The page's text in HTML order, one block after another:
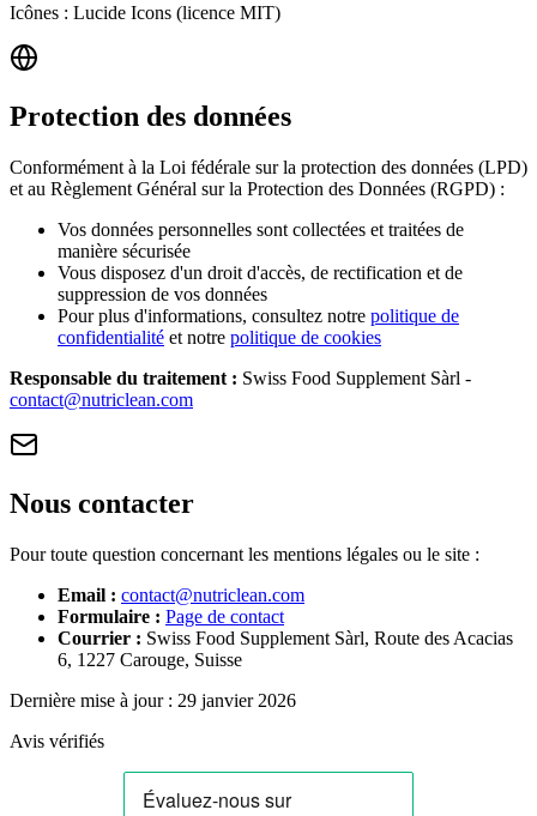
Icônes : Lucide Icons (licence MIT)
Protection des données
Conformément à la Loi fédérale sur la protection des données (LPD)
et au Règlement Général sur la Protection des Données (RGPD) :
Vos données personnelles sont collectées et traitées de
manière sécurisée
Vous disposez d'un droit d'accès, de rectification et de
suppression de vos données
Pour plus d'informations, consultez notre politique de
confidentialité et notre politique de cookies
Responsable du traitement : Swiss Food Supplement Sàrl -
contact@nutriclean.com
Nous contacter
Pour toute question concernant les mentions légales ou le site :
Email : contact@nutriclean.com
Formulaire : Page de contact
Courrier : Swiss Food Supplement Sàrl, Route des Acacias
6, 1227 Carouge, Suisse
Dernière mise à jour : 29 janvier 2026
Avis vérifiés